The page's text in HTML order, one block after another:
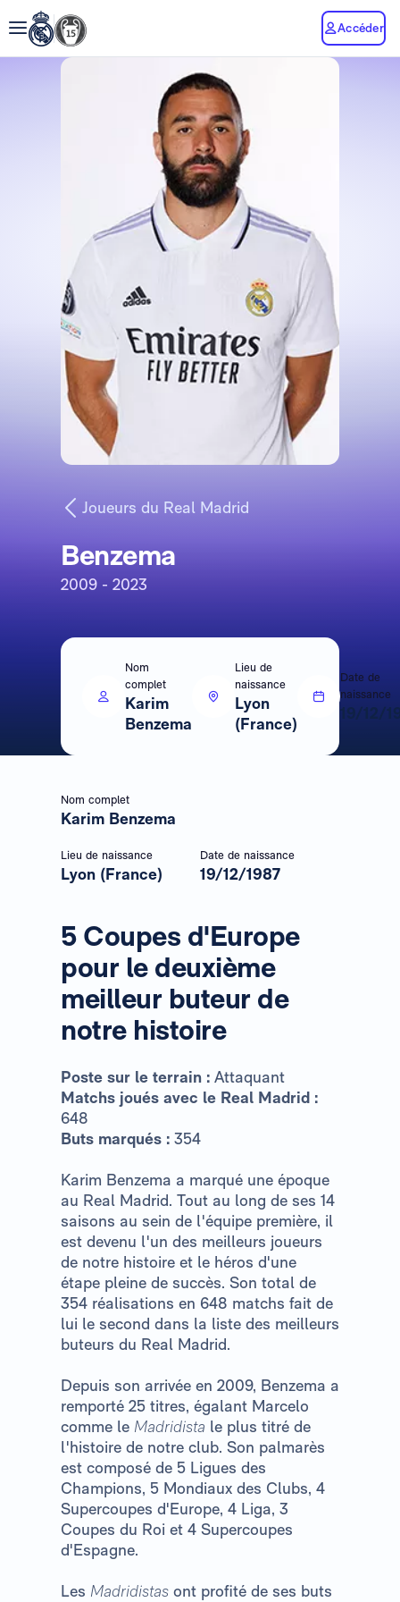
Accéder
Joueurs du Real Madrid
Benzema
2009 - 2023
Nom
complet
Karim
Benzema
Lieu de
naissance
Lyon
(France)
Date de
naissance
19/12/
Nom complet
Karim Benzema
Lieu de naissance
Lyon (France)
Date de naissance
19/12/1987
5 Coupes d'Europe
pour le deuxième
meilleur buteur de
notre histoire
Poste sur le terrain : Attaquant
Matchs joués avec le Real Madrid :
648
Buts marqués : 354
Karim Benzema a marqué une époque
au Real Madrid. Tout au long de ses 14
saisons au sein de l'équipe première, il
est devenu l'un des meilleurs joueurs
de notre histoire et le héros d'une
étape pleine de succès. Son total de
354 réalisations en 648 matchs fait de
lui le second dans la liste des meilleurs
buteurs du Real Madrid.
Depuis son arrivée en 2009, Benzema a
remporté 25 titres, égalant Marcelo
comme le Madridista le plus titré de
l'histoire de notre club. Son palmarès
est composé de 5 Ligues des
Champions, 5 Mondiaux des Clubs, 4
Supercoupes d'Europe, 4 Liga, 3
Coupes du Roi et 4 Supercoupes
d'Espagne.
Les Madridistas ont profité de ses buts